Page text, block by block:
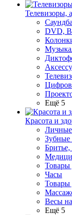
Телевизоры,
DVD,
Ещё 5
Красота и
Зубные
Товары
Часы
Товары
Весы
Ещё 5